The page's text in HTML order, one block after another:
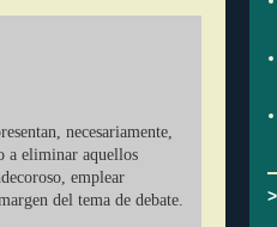
necesariamente,
a eliminar aquellos
emplear
del tema de debate.